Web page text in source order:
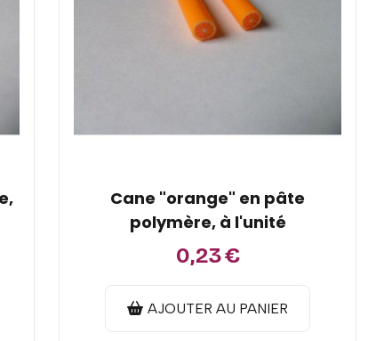
Cane "orange" en pâte
polymère, à l'unité
0,23€
AJOUTER AU PANIER